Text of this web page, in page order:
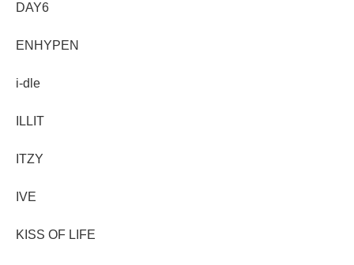
DAY6
ENHYPEN
i-dle
ILLIT
ITZY
IVE
KISS OF LIFE